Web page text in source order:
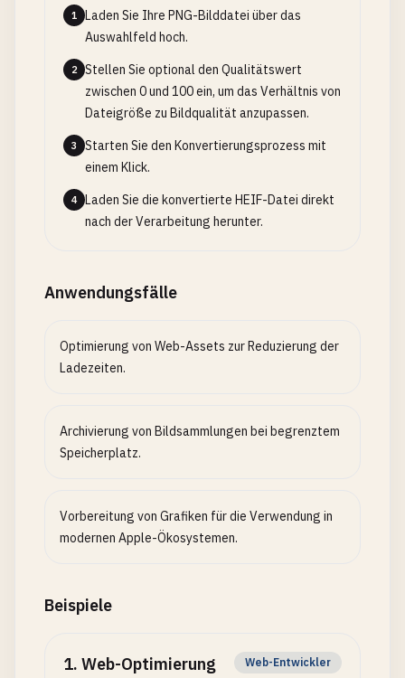
1
Laden Sie Ihre PNG-Bilddatei über das
Auswahlfeld hoch.
2
Stellen Sie optional den Qualitätswert
zwischen 0 und 100 ein, um das Verhältnis von
Dateigröße zu Bildqualität anzupassen.
3
Starten Sie den Konvertierungsprozess mit
einem Klick.
4
Laden Sie die konvertierte HEIF-Datei direkt
nach der Verarbeitung herunter.
Anwendungsfälle
Optimierung von Web-Assets zur Reduzierung der
Ladezeiten.
Archivierung von Bildsammlungen bei begrenztem
Speicherplatz.
Vorbereitung von Grafiken für die Verwendung in
modernen Apple-Ökosystemen.
Beispiele
1. Web-Optimierung
Web-Entwickler